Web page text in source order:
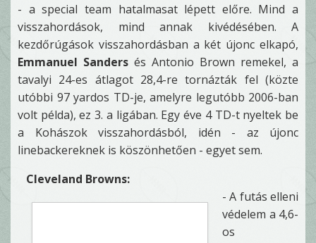
- a special team hatalmasat lépett előre. Mind a
visszahordások, mind annak kivédésében. A
kezdőrúgások visszahordásban a két újonc elkapó,
Emmanuel Sanders és Antonio Brown remekel, a
tavalyi 24-es átlagot 28,4-re tornázták fel (közte
utóbbi 97 yardos TD-je, amelyre legutóbb 2006-ban
volt példa), ez 3. a ligában. Egy éve 4 TD-t nyeltek be
a Kohászok visszahordásból, idén - az újonc
linebackereknek is köszönhetően - egyet sem.
Cleveland Browns:
- A futás elleni
védelem a 4,6-
os